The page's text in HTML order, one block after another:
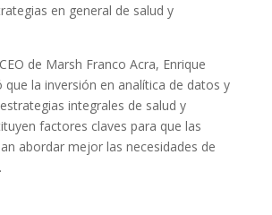
en general de salud y
de Marsh Franco Acra, Enrique
que la inversión en analítica de datos y
integrales de salud y
factores claves para que las
abordar mejor las necesidades de